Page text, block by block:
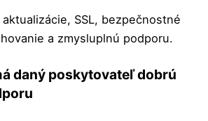
SSL, bezpečnostné
a zmysluplnú podporu.
daný poskytovateľ dobrú